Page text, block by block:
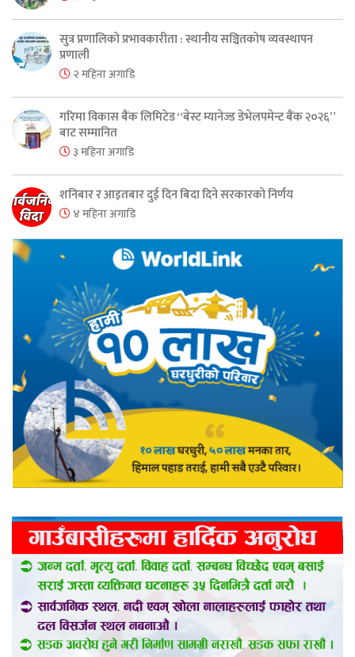
सुत्र प्रणालिको प्रभावकारीता : स्थानीय सञ्चितकोष व्यवस्थापन
प्रणाली
२ महिना अगाडि
गरिमा विकास बैंक लिमिटेड “बेस्ट म्यानेज्ड डेभेलपमेन्ट बैंक २०२६”
बाट सम्मानित
३ महिना अगाडि
शनिबार र आइतबार दुई दिन बिदा दिने सरकारको निर्णय
४ महिना अगाडि